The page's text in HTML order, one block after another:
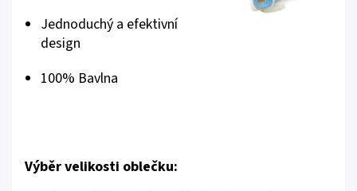
Jednoduchý a efektivní
design
100% Bavlna
Výběr velikosti oblečku: